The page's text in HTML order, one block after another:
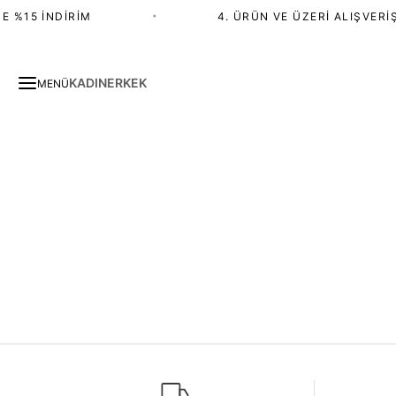
%15 İNDIRIM 4. ÜRÜN VE ÜZERI
MENÜKADINERKEK